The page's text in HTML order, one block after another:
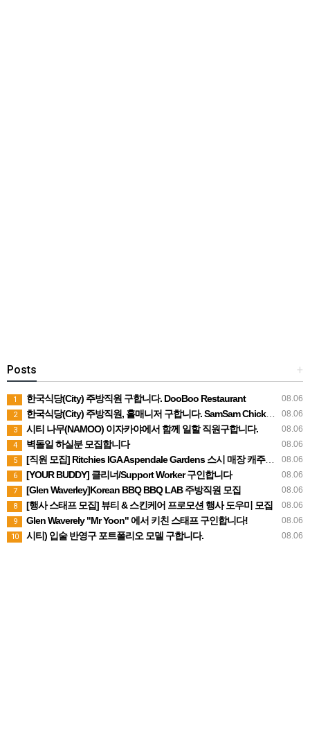
+
Posts
08.06
1 한국식당(City) 주방직원 구합니다. DooBoo Restaurant
08.06
2 한국식당(City) 주방직원, 홀매니저 구합니다. SamSam Chicken Restaurant
08.06
3 시티 나무(NAMOO) 이자카야에서 함께 일할 직원구합니다.
08.06
4 벽돌일 하실분 모집합니다
08.06
5 [직원 모집] Ritchies IGA Aspendale Gardens 스시 매장 캐주얼 직원 구인
08.06
6 [YOUR BUDDY] 클리너/Support Worker 구인합니다
08.06
7 [Glen Waverley]Korean BBQ BBQ LAB 주방직원 모집
08.06
8 [행사 스태프 모집] 뷰티 & 스킨케어 프로모션 행사 도우미 모집
08.06
9 Glen Waverely "Mr Yoon" 에서 키친 스태프 구인합니다!
08.06
10 시티) 입술 반영구 포트폴리오 모델 구합니다.